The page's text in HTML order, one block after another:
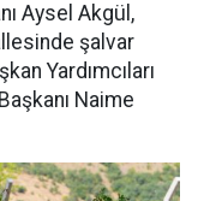
Aysel Akgül,
şalvar
Yardımcıları
Naime